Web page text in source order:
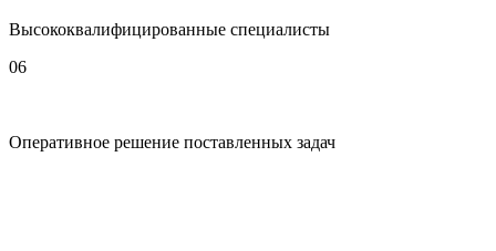
Высококвалифицированные специалисты
06
Оперативное решение поставленных задач